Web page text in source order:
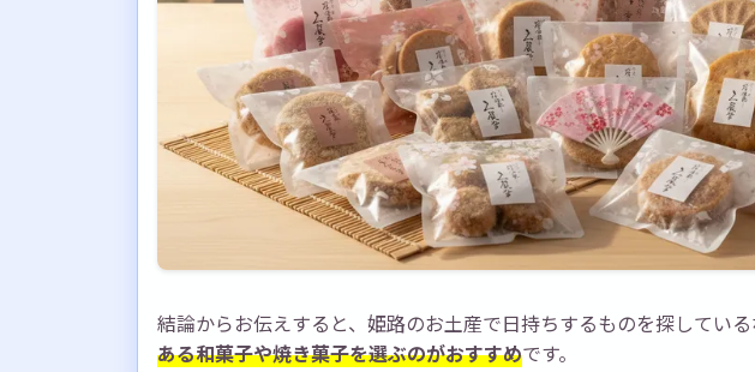
結論からお伝えすると、姫路のお土産で日持ちするものを探している
ある和菓子や焼き菓子を選ぶのがおすすめです。